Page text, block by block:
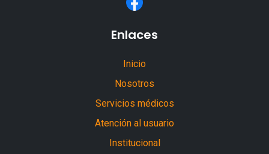
Enlaces
Inicio
Nosotros
Servicios médicos
Atención al usuario
Institucional